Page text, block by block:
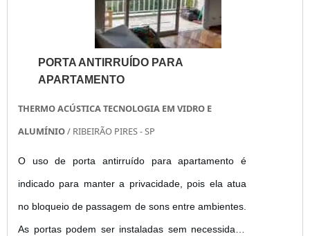
ambiente seguro e confiável, minimizando riscos e
maximizando a proteção em sua empresa ou
instituição.
PORTA ANTIRRUÍDO PARA
APARTAMENTO
THERMO ACÚSTICA TECNOLOGIA EM VIDRO E
ALUMÍNIO/ RIBEIRÃO PIRES - SP
O uso de porta antirruído para apartamento é
indicado para manter a privacidade, pois ela atua
no bloqueio de passagem de sons entre ambientes.
As portas podem ser instaladas sem necessidade